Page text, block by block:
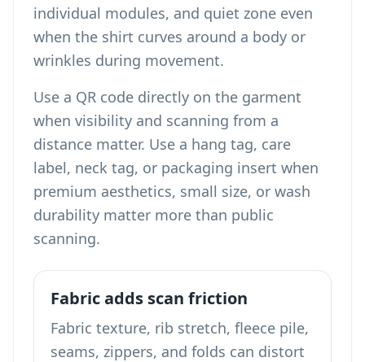
individual modules, and quiet zone even
when the shirt curves around a body or
wrinkles during movement.
Use a QR code directly on the garment
when visibility and scanning from a
distance matter. Use a hang tag, care
label, neck tag, or packaging insert when
premium aesthetics, small size, or wash
durability matter more than public
scanning.
Fabric adds scan friction
Fabric texture, rib stretch, fleece pile,
seams, zippers, and folds can distort